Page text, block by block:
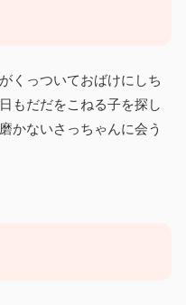
くっついておばけにしち
もだだをこねる子を探し
かないさっちゃんに会う